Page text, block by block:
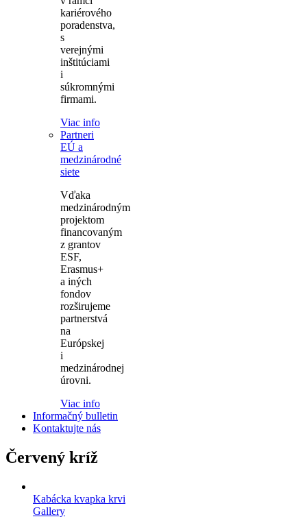
kariérového
poradenstva,
s
verejnými
inštitúciami
i
súkromnými
firmami.
Viac info
Partneri
EÚ a
medzinárodné
siete
Vďaka
medzinárodným
projektom
financovaným
z grantov
ESF,
Erasmus+
a iných
fondov
rozširujeme
partnerstvá
na
Európskej
i
medzinárodnej
úrovni.
Viac info
Informačný bulletin
Kontaktujte nás
Červený kríž
Kabácka kvapka krvi
Gallery